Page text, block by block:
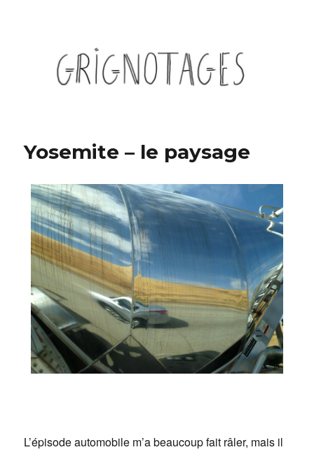
Yosemite – le paysage
L’épisode automobile m’a beaucoup fait râler, mais il